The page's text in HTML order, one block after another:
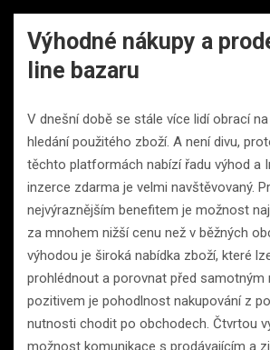
Výhodné nákupy a
line bazaru
V dnešní době se stále více lidí obrací
hledání použitého zboží. A není divu,
těchto platformách nabízí řadu výhod a
inzerce zdarma je velmi navštěvovaný.
nejvýraznějším benefitem je možnost
za mnohem nižší cenu než v běžných
výhodou je široká nabídka zboží, které
prohlédnout a porovnat před samotným
pozitivem je pohodlnost nakupování z
nutnosti chodit po obchodech. Čtvrtou
možnost komunikace s prodávajícím a